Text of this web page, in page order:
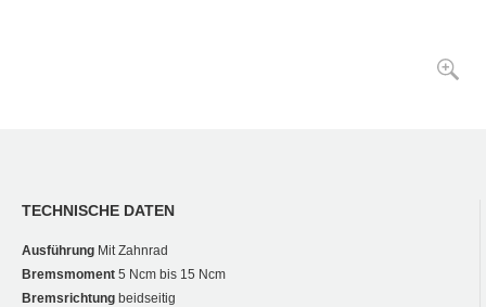
TECHNISCHE DATEN
Ausführung Mit Zahnrad
Bremsmoment 5 Ncm bis 15 Ncm
Bremsrichtung beidseitig